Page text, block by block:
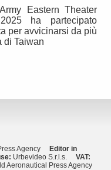
Eastern Theater
ha partecipato
per avvicinarsi da più
di Taiwan
Agency
Editor in
Urbevideo S.r.l.s. VAT:
Aeronautical Press Agency